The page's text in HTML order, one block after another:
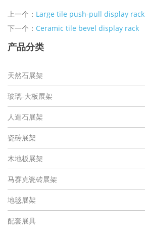
上一个： Large tile push-pull display rack
下一个： Ceramic tile bevel display rack
产品分类
天然石展架
玻璃-大板展架
人造石展架
瓷砖展架
木地板展架
马赛克瓷砖展架
地毯展架
配套展具